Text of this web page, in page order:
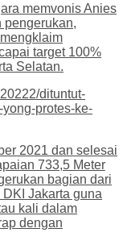
memvonis Anies
pengerukan,
target 100%
Selatan.
dituntut-
protes-ke-
2021 dan selesai
733,5 Meter
bagian dari
Jakarta guna
kali dalam
dengan